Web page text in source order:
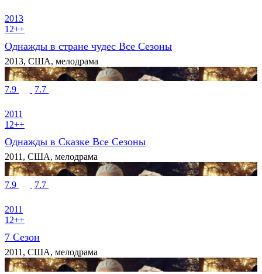
2013
12++
Однажды в стране чудес Все Сезоны
2013, США, мелодрама
7.9 7.7
2011
12++
Однажды в Сказке Все Сезоны
2011, США, мелодрама
7.9 7.7
2011
12++
7 Сезон
2011, США, мелодрама